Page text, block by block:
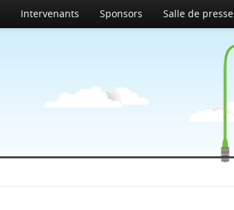
Intervenants Sponsors Salle de presse